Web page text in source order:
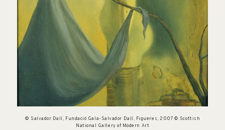
© Salvador Dalí, Fundació Gala-Salvador Dalí, Figueres, 2007 © Scottish
National Gallery of Modern Art